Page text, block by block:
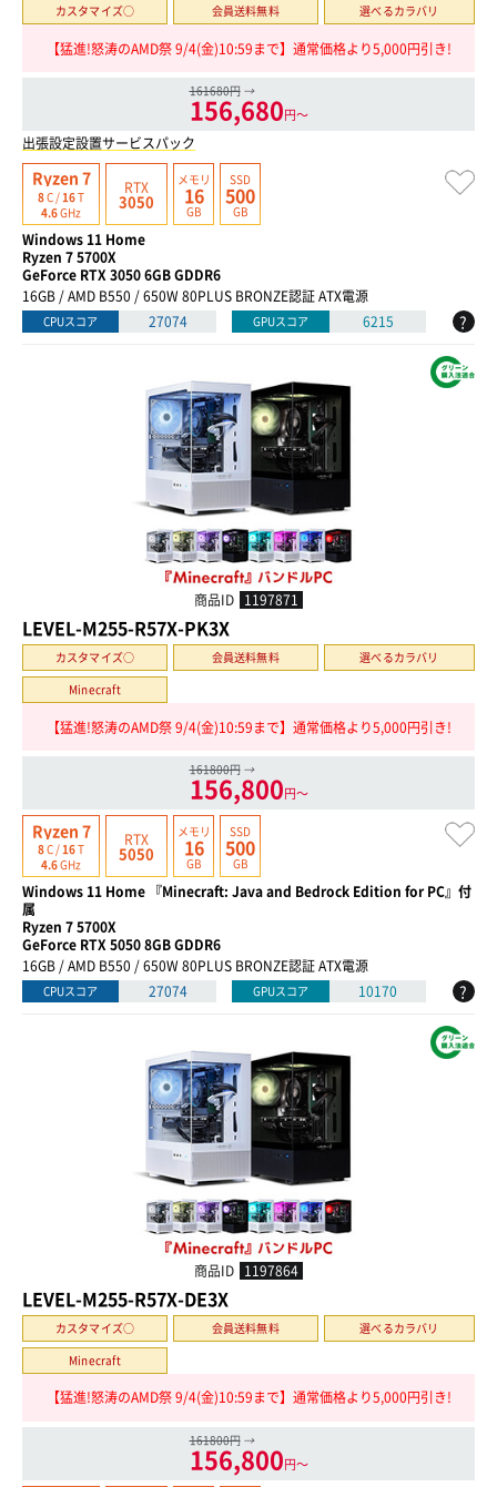
カスタマイズ○ 会員送料無料 選べるカラバリ
【猛進!怒涛のAMD祭 9/4(金)10:59まで】通常価格より5,000円引き!
161680円 →
156,680円〜
出張設定設置サービスパック
Ryzen 7
8C / 16T
4.6GHz
RTX
3050
メモリ
16
GB
SSD
500
GB
Windows 11 Home
Ryzen 7 5700X
GeForce RTX 3050 6GB GDDR6
16GB / AMD B550 / 650W 80PLUS BRONZE認証 ATX電源
CPUスコア 27074 GPUスコア 6215 ?
商品ID 1197871
LEVEL-M255-R57X-PK3X
カスタマイズ○ 会員送料無料
選べるカラバリ
Minecraft
【猛進!怒涛のAMD祭 9/4(金)10:59まで】通常価格より5,000円引き!
161800円 →
156,800円〜
Ryzen 7
8C / 16T
4.6GHz
RTX
5050
メモリ
16
GB
SSD
500
GB
Windows 11 Home 『Minecraft: Java and Bedrock Edition for PC』付
属
Ryzen 7 5700X
GeForce RTX 5050 8GB GDDR6
16GB / AMD B550 / 650W 80PLUS BRONZE認証 ATX電源
CPUスコア 27074 GPUスコア 10170 ?
商品ID 1197864
LEVEL-M255-R57X-DE3X
カスタマイズ○ 会員送料無料
選べるカラバリ
Minecraft
【猛進!怒涛のAMD祭 9/4(金)10:59まで】通常価格より5,000円引き!
161800円 →
156,800円〜